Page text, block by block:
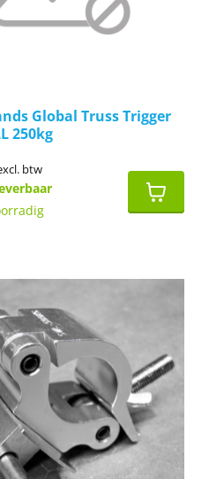
Global Truss Trigger
250kg
btw